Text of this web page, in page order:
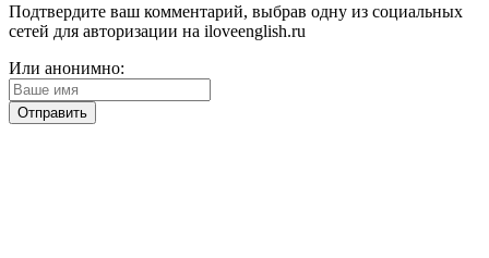
Подтвердите ваш комментарий, выбрав одну из социальных
сетей для авторизации на iloveenglish.ru
Или анонимно: